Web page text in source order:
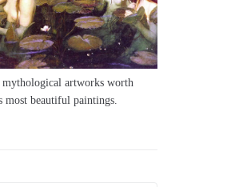
mythological artworks worth
beautiful paintings.